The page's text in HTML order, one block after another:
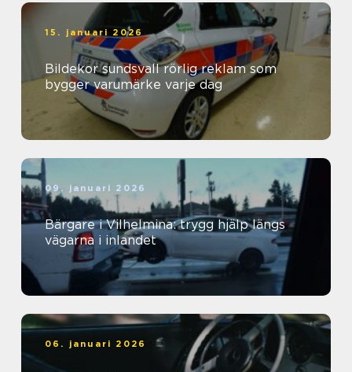
15. januari 2026
Bildekor sundsvall rörlig reklam som
bygger varumärke varje dag
09. januari 2026
Bärgare i Vilhelmina: trygg hjälp längs
vägarna i inlandet
06. januari 2026